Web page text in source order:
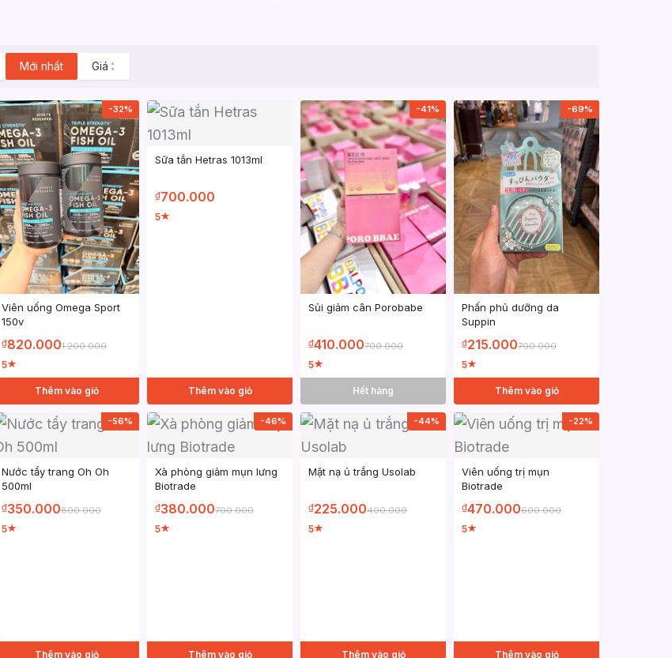
Mới nhất Giá ▲
▼
-32%
Viên uống Omega Sport
150v
₫820.0001.200.000
5★
Thêm vào giỏ
Sữa tắn Hetras 1013ml
₫700.000
5★
Thêm vào giỏ
-41%
Sủi giảm cân Porobabe
₫410.000700.000
5★
Hết hàng
-69%
Phấn phủ dưỡng da
Suppin
₫215.000700.000
5★
Thêm vào giỏ
-56%
Nước tẩy trang Oh Oh
500ml
₫350.000800.000
5★
Thêm vào giỏ
-46%
Xà phòng giảm mụn lưng
Biotrade
₫380.000700.000
5★
Thêm vào giỏ
-44%
Mặt nạ ủ trắng Usolab
₫225.000400.000
5★
Thêm vào giỏ
-22%
Viên uống trị mụn
Biotrade
₫470.000600.000
5★
Thêm vào giỏ